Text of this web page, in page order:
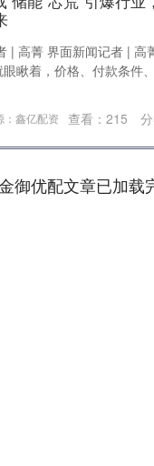
| 高菁 界面新闻记者 | 高
瞅着，价格、付款条件
：鑫亿配资 查看： 215
御优配文章已加载